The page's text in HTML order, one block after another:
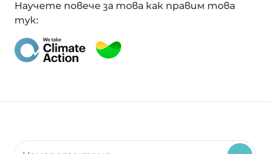
Научете повече за това как правим това
тук:
Търсене на ресурси на общността